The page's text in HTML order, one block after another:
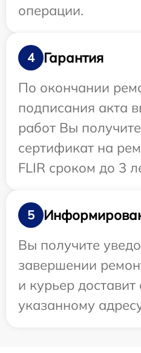
операции.
4
Гарантия
По окончании
подписания акта
работ Вы
сертификат на
FLIR сроком до 3
5
Вы получите
завершении
и курьер доставит
указанному